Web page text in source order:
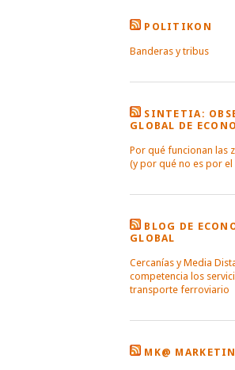
POLITIKON
Banderas y tribus
SINTETIA:
GLOBAL DE
Por qué funcionan las
(y por qué no es por el
BLOG DE
GLOBAL
Cercanías y Media
competencia los
transporte ferroviario
MK@